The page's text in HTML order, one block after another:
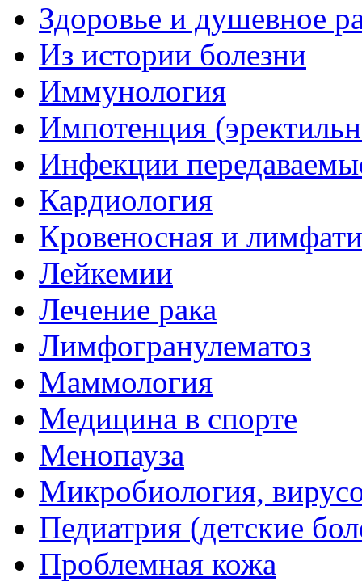
Здоровье и душевное
Из истории болезни
Иммунология
Импотенция
Инфекции
Кардиология
Кровеносная и
Лейкемии
Лечение рака
Лимфогранулематоз
Маммология
Медицина в спорте
Менопауза
Микробиология,
Педиатрия (детские
Проблемная кожа